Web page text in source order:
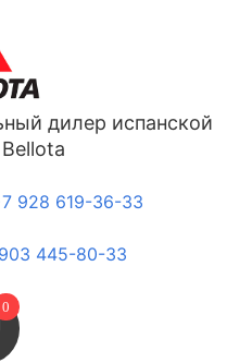
дилер испанской
928 619-36-33
445-80-33
0